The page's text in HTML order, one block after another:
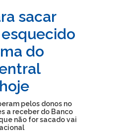
sacar
do
pelos donos no
a receber do Banco
não for sacado vai